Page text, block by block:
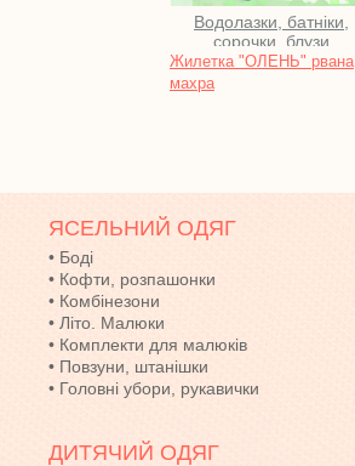
Водолазки, батніки,
сорочки, блузи
Жилетка "ОЛЕНЬ" рвана
махра
ЯСЕЛЬНИЙ ОДЯГ
• Боді
• Кофти, розпашонки
• Комбінезони
• Літо. Малюки
• Комплекти для малюків
• Повзуни, штанішки
• Головні убори, рукавички
ДИТЯЧИЙ ОДЯГ